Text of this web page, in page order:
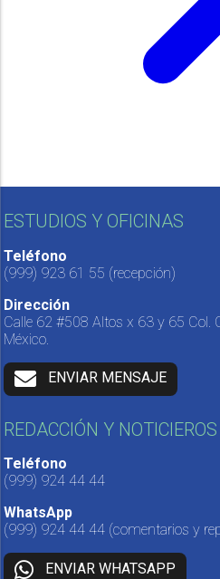
ESTUDIOS Y OFICINAS
Teléfono
(999) 923 61 55 (recepción)
Dirección
Calle 62 #508 Altos x 63 y 65 Col.
México.
ENVIAR MENSAJE
REDACCIÓN Y NOTICIEROS
Teléfono
(999) 924 44 44
WhatsApp
(999) 924 44 44 (comentarios y
ENVIAR WHATSAPP